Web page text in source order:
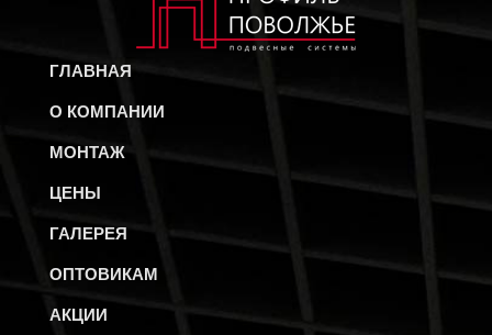
ГЛАВНАЯ
О КОМПАНИИ
МОНТАЖ
ЦЕНЫ
ГАЛЕРЕЯ
ОПТОВИКАМ
АКЦИИ